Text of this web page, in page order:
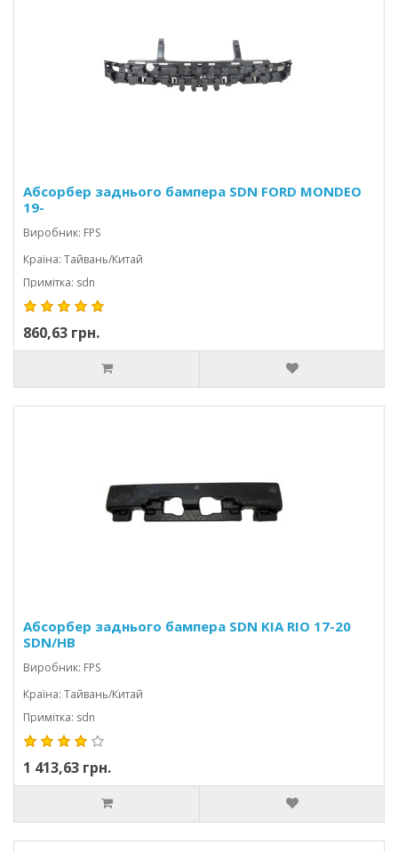
Абсорбер заднього бампера SDN FORD MONDEO
19-
Виробник: FPS
Країна: Тайвань/Китай
Примітка: sdn
860,63 грн.
Абсорбер заднього бампера SDN KIA RIO 17-20
SDN/HB
Виробник: FPS
Країна: Тайвань/Китай
Примітка: sdn
1 413,63 грн.